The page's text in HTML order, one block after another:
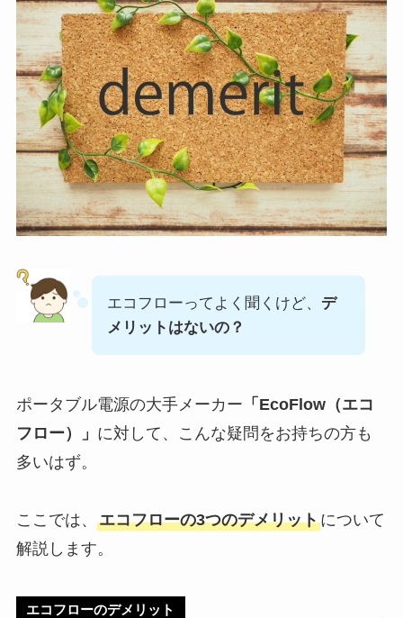
エコフローってよく聞くけど、 デ
メリットはないの？
ポータブル電源の大手メーカー 「EcoFlow（エコ
フロー）」 に対して、こんな疑問をお持ちの方も
多いはず。
ここでは、 エコフローの3つのデメリットについて
解説します。
エコフローのデメリット